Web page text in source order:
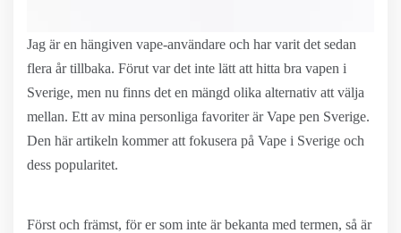
Jag är en hängiven vape-användare och har varit det sedan
flera år tillbaka. Förut var det inte lätt att hitta bra vapen i
Sverige, men nu finns det en mängd olika alternativ att välja
mellan. Ett av mina personliga favoriter är Vape pen Sverige.
Den här artikeln kommer att fokusera på Vape i Sverige och
dess popularitet.
Först och främst, för er som inte är bekanta med termen, så är